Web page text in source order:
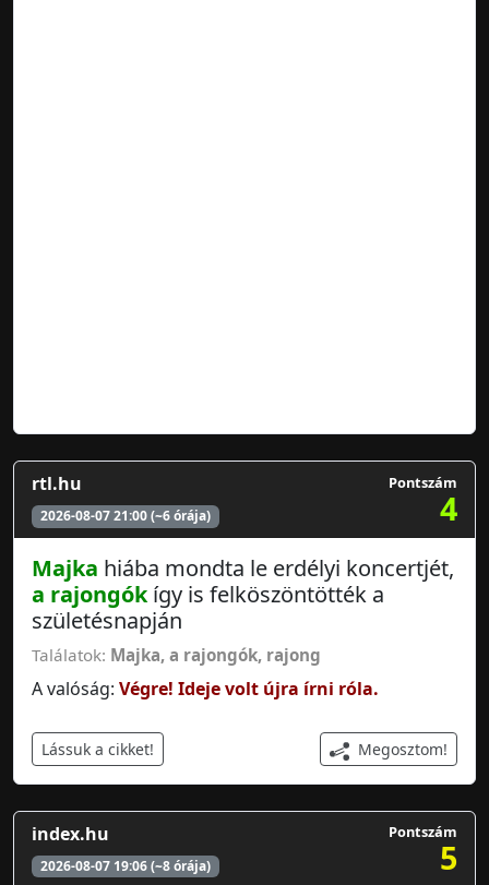
rtl.hu
2026-08-07 21:00 (~6 órája)
Pontszám
4
Majka hiába mondta le erdélyi koncertjét,
a rajongókígy is felköszöntötték a
születésnapján
Találatok: Majka, a rajongók, rajong
A valóság: Végre! Ideje volt újra írni róla.
Lássuk a cikket! Megosztom!
index.hu
2026-08-07 19:06 (~8 órája)
Pontszám
5